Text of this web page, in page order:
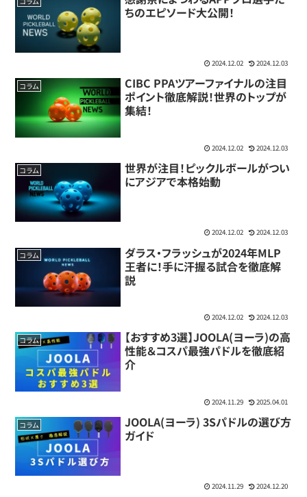
ちのエピソード大公開！
2024.12.02 2024.12.03
コラム
CIBC PPAツアーファイナルの注目
ポイント徹底解説！世界のトップが
集結！
2024.12.02 2024.12.03
コラム
世界が注目！ピックルボールがつい
にアジアで本格始動
2024.12.02 2024.12.03
コラム
ダラス・フラッシュが2024年MLP
王者に！手に汗握る試合を徹底解
説
2024.12.02 2024.12.03
コラム
【おすすめ3選】JOOLA(ヨーラ)の高
性能＆コスパ最強パドルを徹底紹
介
2024.11.29 2025.04.01
コラム
JOOLA(ヨーラ) 3Sパドルの選び方
ガイド
2024.11.29 2024.12.20